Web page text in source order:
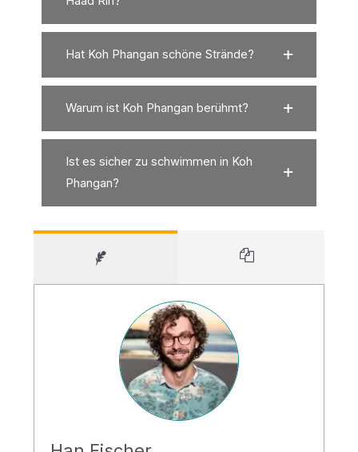
Hat Koh Phangan schöne Strände?
Warum ist Koh Phangan berühmt?
Ist es sicher zu schwimmen in Koh
Phangan?